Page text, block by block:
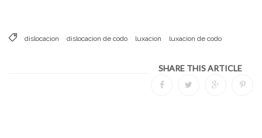
dislocacion dislocacion de codo luxacion luxacion de codo
SHARE THIS ARTICLE